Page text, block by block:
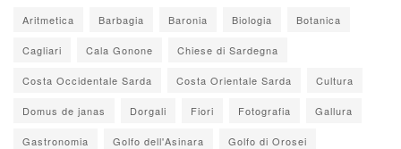
Aritmetica Barbagia Baronia Biologia Botanica
Cagliari Cala Gonone Chiese di Sardegna
Costa Occidentale Sarda Costa Orientale Sarda Cultura
Domus de janas Dorgali Fiori Fotografia Gallura
Gastronomia Golfo dell'Asinara Golfo di Orosei